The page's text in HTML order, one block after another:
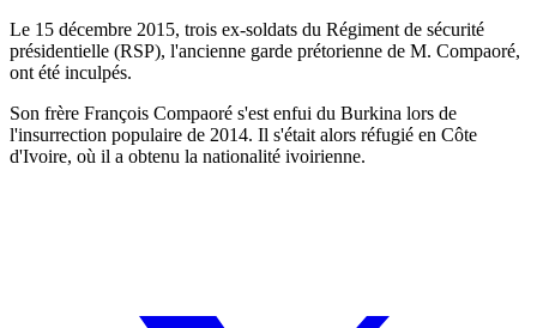
Le 15 décembre 2015, trois ex-soldats du Régiment de sécurité
présidentielle (RSP), l'ancienne garde prétorienne de M. Compaoré,
ont été inculpés.
Son frère François Compaoré s'est enfui du Burkina lors de
l'insurrection populaire de 2014. Il s'était alors réfugié en Côte
d'Ivoire, où il a obtenu la nationalité ivoirienne.